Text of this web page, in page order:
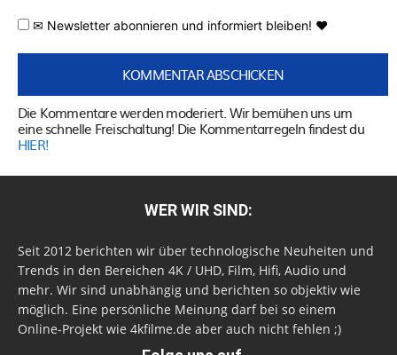
✉ Newsletter abonnieren und informiert bleiben! ♥
Die Kommentare werden moderiert. Wir bemühen uns um
eine schnelle Freischaltung! Die Kommentarregeln findest du
HIER!
WER WIR SIND:
Seit 2012 berichten wir über technologische Neuheiten und
Trends in den Bereichen 4K / UHD, Film, Hifi, Audio und
mehr. Wir sind unabhängig und berichten so objektiv wie
möglich. Eine persönliche Meinung darf bei so einem
Online-Projekt wie 4kfilme.de aber auch nicht fehlen ;)